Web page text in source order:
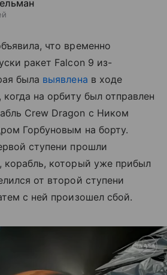
что временно
ракет Falcon 9 из-
была выявлена в ходе
когда на орбиту был отправлен
Crew Dragon с Ником
Горбуновым на борту.
ступени прошли
который уже прибыл
от второй ступени
с ней произошел сбой.